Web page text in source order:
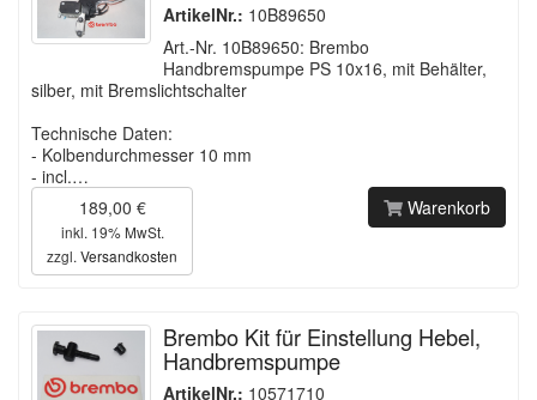
ArtikelNr.: 10B89650
Art.-Nr. 10B89650: Brembo
Handbremspumpe PS 10x16, mit Behälter,
silber, mit Bremslichtschalter
Technische Daten:
- Kolbendurchmesser 10 mm
- incl.…
189,00 €
inkl. 19% MwSt.
zzgl. Versandkosten
Warenkorb
Brembo Kit für Einstellung Hebel,
Handbremspumpe
ArtikelNr.: 10571710